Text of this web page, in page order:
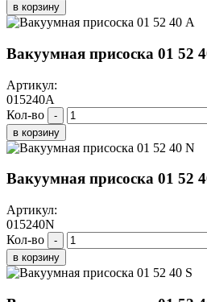
в корзину
Вакуумная присоска 01 52
Артикул:
015240A
Кол-во
-
в корзину
Вакуумная присоска 01 52
Артикул:
015240N
Кол-во
-
в корзину